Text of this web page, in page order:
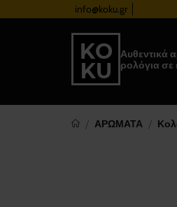
info@koku.gr
Αυθεντικά
ρολόγια σε
ΑΡΩΜΑΤΑ